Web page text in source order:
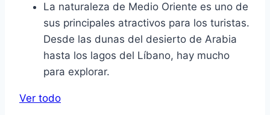
La naturaleza de Medio Oriente es uno de
sus principales atractivos para los turistas.
Desde las dunas del desierto de Arabia
hasta los lagos del Líbano, hay mucho
para explorar.
Ver todo